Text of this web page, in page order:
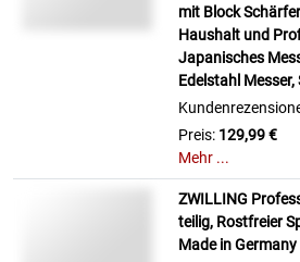
mit Block
Haushalt und
Japanisches
Edelstahl
Preis: 129,99 €
Mehr ...
ZWILLING
teilig, Rostfreier
Made in Germany